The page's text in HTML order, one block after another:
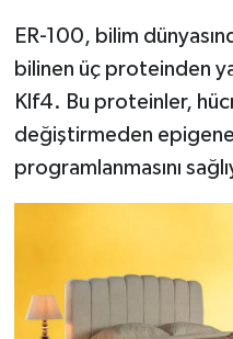
ER-100, bilim
bilinen üç proteinden
Klf4. Bu proteinler,
değiştirmeden
programlanmasını